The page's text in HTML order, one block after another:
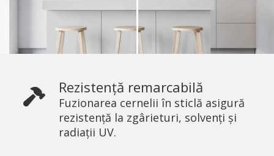
Rezistență remarcabilă
Fuzionarea cernelii în sticlă asigură
rezistență la zgârieturi, solvenți și
radiații UV.